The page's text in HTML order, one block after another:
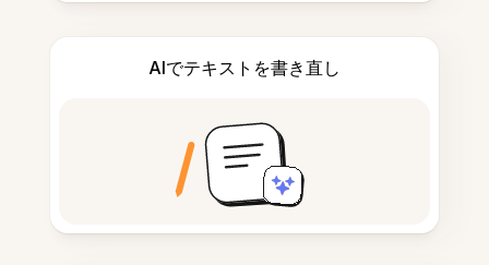
AIでテキストを書き直し